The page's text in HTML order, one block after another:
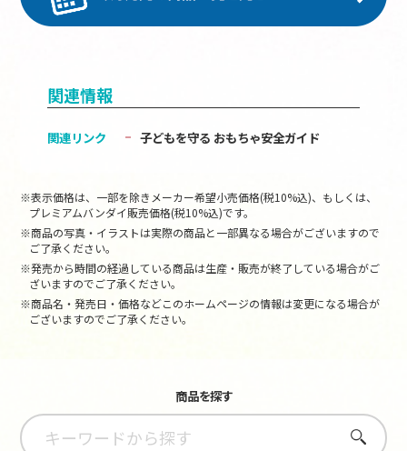
関連情報
関連リンク 子どもを守る おもちゃ安全ガイド
※表示価格は、一部を除きメーカー希望小売価格(税10%込)、もしくは、
プレミアムバンダイ販売価格(税10%込)です。
※商品の写真・イラストは実際の商品と一部異なる場合がございますので
ご了承ください。
※発売から時間の経過している商品は生産・販売が終了している場合がご
ざいますのでご了承ください。
※商品名・発売日・価格などこのホームページの情報は変更になる場合が
ございますのでご了承ください。
商品を探す
さがす